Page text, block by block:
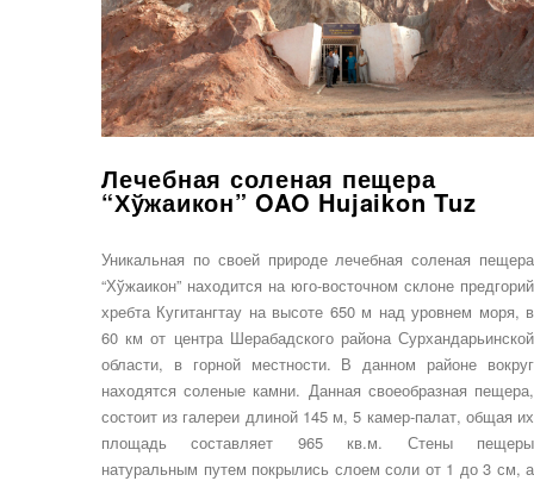
Лечебная соленая пещера
“Хўжаикон” OAO Hujaikon Tuz
Уникальная по своей природе лечебная соленая пещера
“Хўжаикон” находится на юго-восточном склоне предгорий
хребта Кугитангтау на высоте 650 м над уровнем моря, в
60 км от центра Шерабадского района Сурхандарьинской
области, в горной местности. В данном районе вокруг
находятся соленые камни. Данная своеобразная пещера,
состоит из галереи длиной 145 м, 5 камер-палат, общая их
площадь составляет 965 кв.м. Стены пещеры
натуральным путем покрылись слоем соли от 1 до 3 см, а